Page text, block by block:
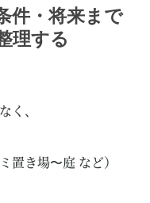
件・将来まで
理する
く、
置き場〜庭 など）